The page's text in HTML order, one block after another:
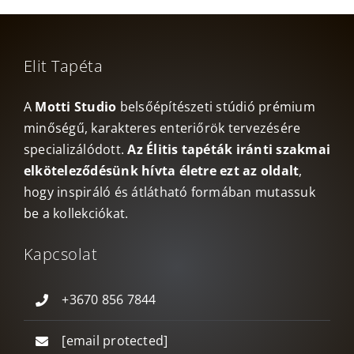
Elit Tapéta
A Motti Studio belsőépítészeti stúdió prémium
minőségű, karakteres enteriőrök tervezésére
specializálódott.Az Élitis tapéták iránti szakmai
elköteleződésünk hívta életre ezt az oldalt,
hogy inspiráló és átlátható formában mutassuk
be a kollekciókat.
Kapcsolat
+3670 856 7844
[email protected]